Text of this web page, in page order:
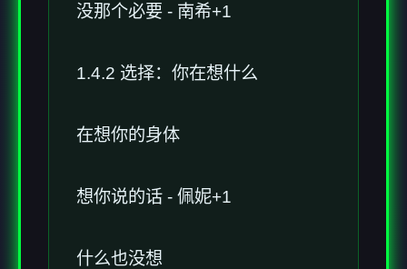
没那个必要 - 南希+1
1.4.2 选择：你在想什么
在想你的身体
想你说的话 - 佩妮+1
什么也没想